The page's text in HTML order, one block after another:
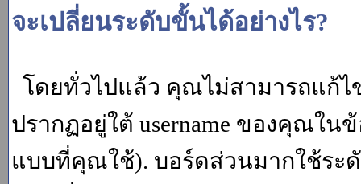
จะเปลี่ยนระดับขั้นได้อย่างไร?
โดยทั่วไปแล้ว คุณไม่สามารถแก้
ปรากฏอยู่ใต้ username ของคุณใ
แบบที่คุณใช้). บอร์ดส่วนมากใช้ร